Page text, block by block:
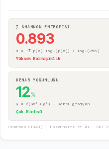
∑ SHANNON ENTROPİSİ
0.893
H = −Σ p(x)·log₂(p(x)) / log₂(256)
Yüksek Karmaşıklık
KENAR YOĞUNLUĞU
12%
G = √(Gx²+Gy²) — Sobel gradyan
Çok Minimal
Shannon (1948) · Rosenholtz et al., CHI